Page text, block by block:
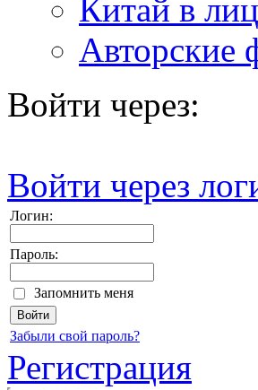
Китай в
Авторские
Войти через:
Войти через
Логин:
Пароль:
Запомнить меня
Забыли свой пароль?
Регистрация